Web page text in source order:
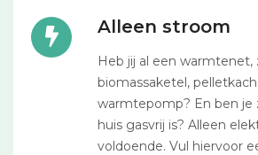
Alleen stroom
Heb jij al een warmtenet,
biomassaketel,
warmtepomp? En ben je
huis gasvrij is? Alleen
voldoende. Vul hiervoor